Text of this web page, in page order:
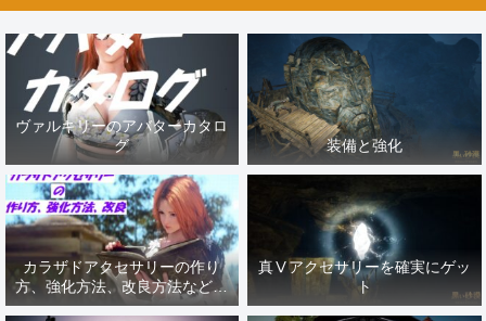
ヴァルキリーのアバターカタロ
グ
装備と強化
カラザドアクセサリーの作り
方、強化方法、改良方法などま
とめ【黒い砂漠冒険日誌１４１
真Ⅴアクセサリーを確実にゲッ
ト